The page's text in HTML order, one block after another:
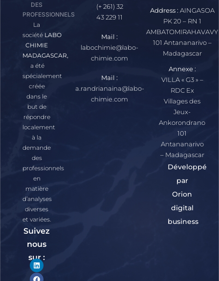
DES
PROFESSIONNELS
La
société LABO
CHIMIE
MADAGASCAR,
a été
spécialement
créée
dans le
but de
répondre
localement
à la
demande
des
professionnels
en
matière
d’analyses
diverses
et variées.
Suivez
nous
sur :
(+ 261) 32
43 229 11
Mail :
labochimie@labo-
chimie.com
Mail :
a.randrianaina@labo-
chimie.com
Address : AINGASOA
PK 20 – RN 1
AMBATOMIRAHAVAVY
101 Antananarivo –
Madagascar
Annexe :
VILLA « G3 » –
RDC Ex
Villages des
Jeux-
Ankorondrano
101
Antananarivo
– Madagascar
Développé
par
Orion
digital
business